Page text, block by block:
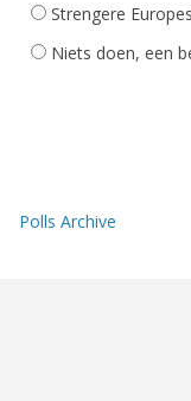
Strengere
Niets doen, een
Polls Archive